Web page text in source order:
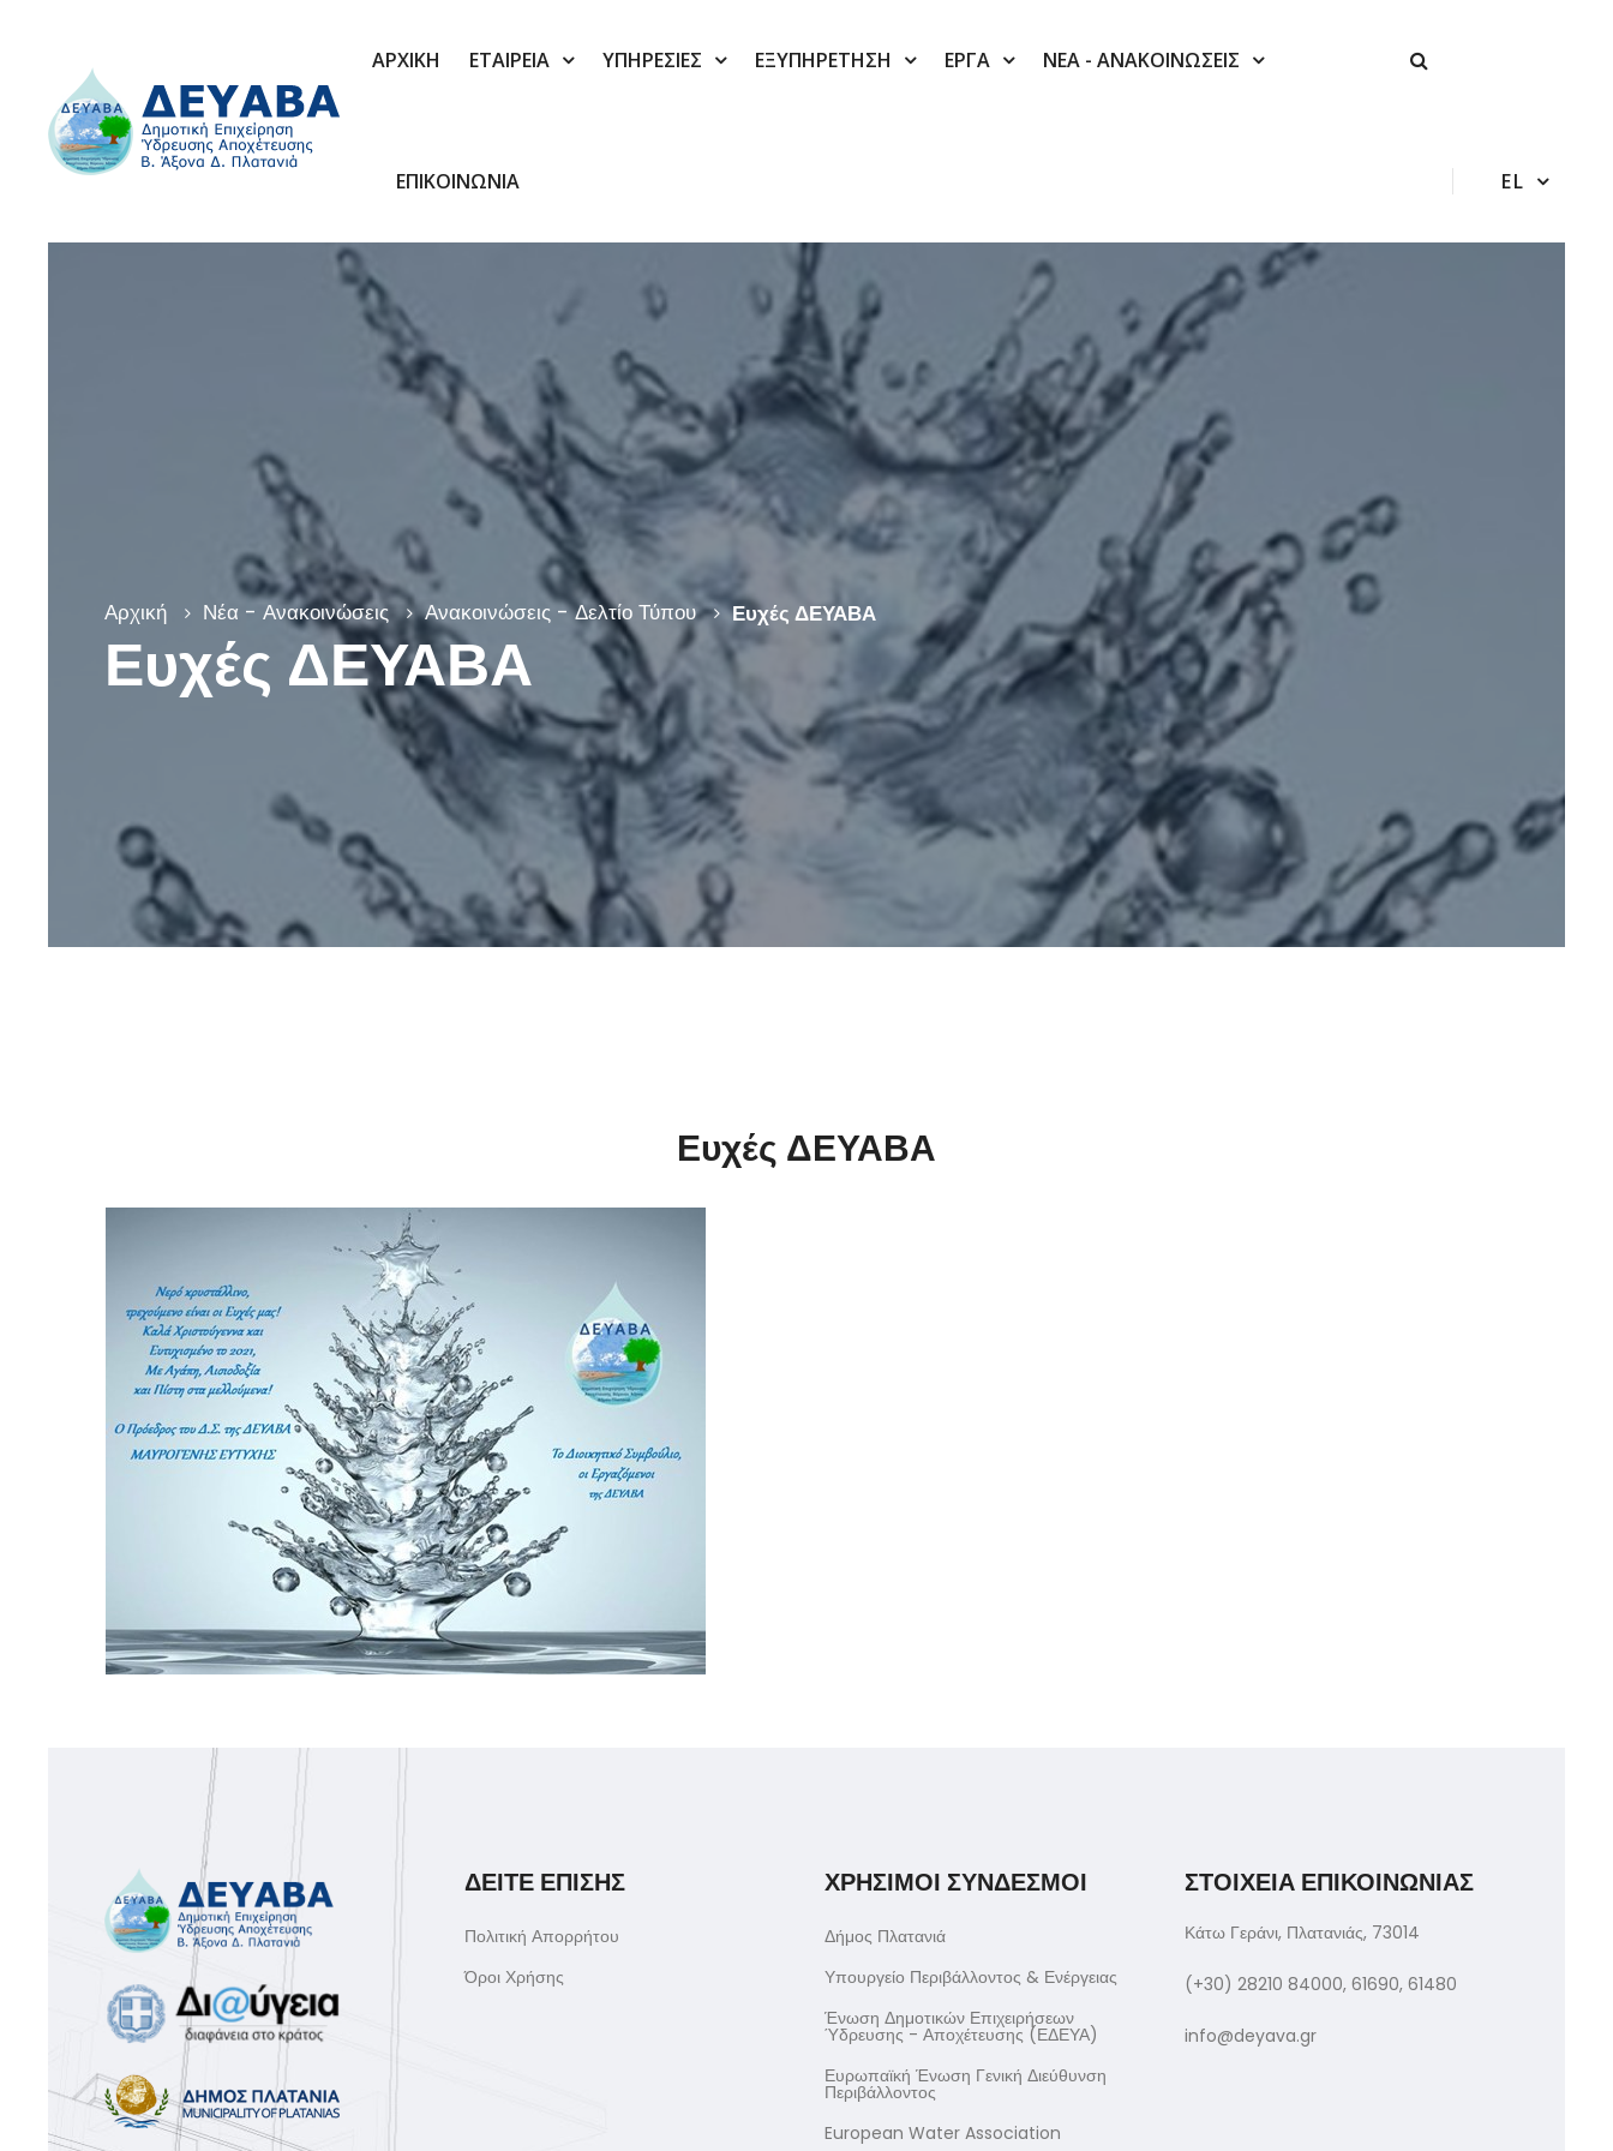
ΑΡΧΙΚΗ ΕΤΑΙΡΕΙΑ ΥΠΗΡΕΣΙΕΣ ΕΞΥΠΗΡΕΤΗΣΗ ΕΡΓΑ ΝΕΑ - ΑΝΑΚΟΙΝΩΣΕΙΣ
ΕΠΙΚΟΙΝΩΝΙΑ EL
Αρχική Νέα - Ανακοινώσεις Ανακοινώσεις - Δελτίο Τύπου Ευχές ΔΕΥΑΒΑ
Ευχές ΔΕΥΑΒΑ
Ευχές ΔΕΥΑΒΑ
ΔΕΙΤΕ ΕΠΙΣΗΣ
Πολιτική Απορρήτου
Όροι Χρήσης
ΧΡΗΣΙΜΟΙ ΣΥΝΔΕΣΜΟΙ
Δήμος Πλατανιά
Υπουργείο Περιβάλλοντος & Ενέργειας
Ένωση Δημοτικών Επιχειρήσεων
Ύδρευσης - Αποχέτευσης (ΕΔΕΥΑ)
Ευρωπαϊκή Ένωση Γενική Διεύθυνση
Περιβάλλοντος
European Water Association
ΣΤΟΙΧΕΙΑ ΕΠΙΚΟΙΝΩΝΙΑΣ
Κάτω Γεράνι, Πλατανιάς, 73014
(+30) 28210 84000, 61690, 61480
info@deyava.gr